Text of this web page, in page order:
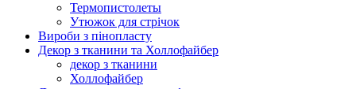
Термопистолеты
Утюжок для стрічок
Вироби з пінопласту
Декор з тканини та Холлофайбер
декор з тканини
Холлофайбер